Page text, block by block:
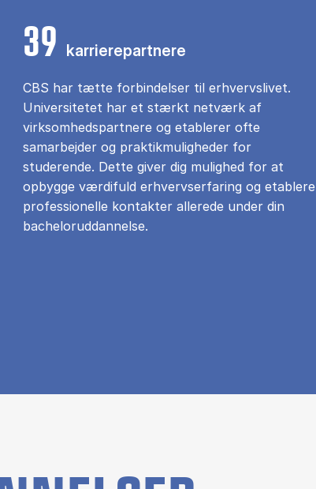
39 karrierepartnere
CBS har tætte forbindelser til erhvervslivet.
Universitetet har et stærkt netværk af
virksomhedspartnere og etablerer ofte
samarbejder og praktikmuligheder for
studerende. Dette giver dig mulighed for at
opbygge værdifuld erhvervserfaring og etablere
professionelle kontakter allerede under din
bacheloruddannelse.